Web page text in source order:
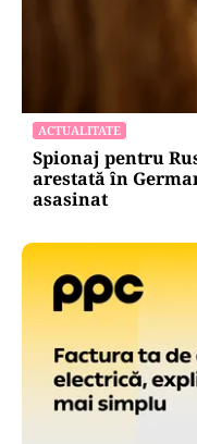
ACTUALITATE
Spionaj pentru
arestată în
asasinat